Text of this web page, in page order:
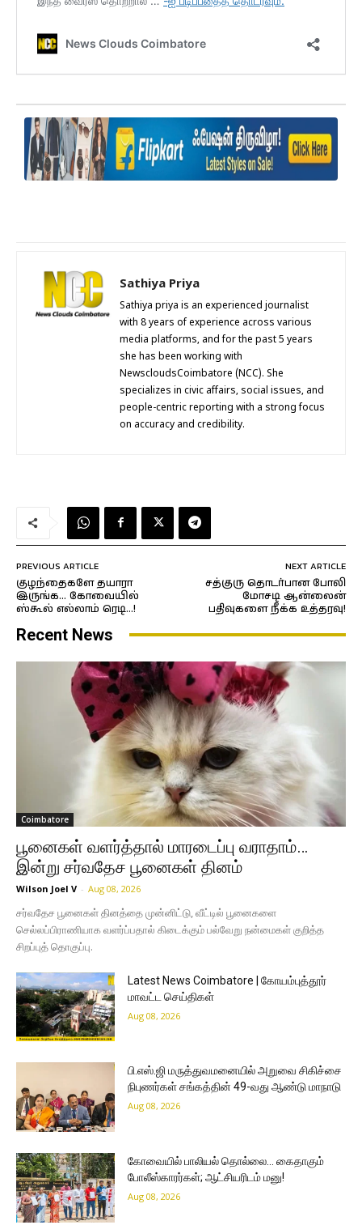
Sathiya Priya
Sathiya priya is an experienced journalist
with 8 years of experience across various
media platforms, and for the past 5 years
she has been working with
NewscloudsCoimbatore (NCC). She
specializes in civic affairs, social issues, and
people-centric reporting with a strong focus
on accuracy and credibility.
PREVIOUS ARTICLE
குழந்தைகளே தயாரா
இருங்க… கோவையில்
ஸ்கூல் எல்லாம் ரெடி…!
NEXT ARTICLE
சத்குரு தொடர்பான போலி
மோசடி ஆன்லைன்
பதிவுகளை நீக்க உத்தரவு!
Recent News
Coimbatore
பூனைகள் வளர்த்தால் மாரடைப்பு வராதாம்…
இன்று சர்வதேச பூனைகள் தினம்
Wilson Joel V - Aug 08, 2026
சர்வதேச பூனைகள் தினத்தை முன்னிட்டு, வீட்டில் பூனைகளை
செல்லப்பிராணியாக வளர்ப்பதால் கிடைக்கும் பல்வேறு நன்மைகள் குறித்த
சிறப்புத் தொகுப்பு.
Latest News Coimbatore | கோயம்புத்தூர்
மாவட்ட செய்திகள்
Aug 08, 2026
பி.எஸ்.ஜி மருத்துவமனையில் அறுவை சிகிச்சை
நிபுணர்கள் சங்கத்தின் 49-வது ஆண்டு மாநாடு
Aug 08, 2026
கோவையில் பாலியல் தொல்லை… கைதாகும்
போலீஸ்காரர்கள்; ஆட்சியரிடம் மனு!
Aug 08, 2026